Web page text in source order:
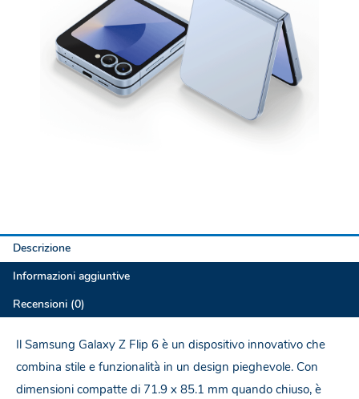
Descrizione
Informazioni aggiuntive
Recensioni (0)
Il Samsung Galaxy Z Flip 6 è un dispositivo innovativo che
combina stile e funzionalità in un design pieghevole. Con
dimensioni compatte di 71.9 x 85.1 mm quando chiuso, è